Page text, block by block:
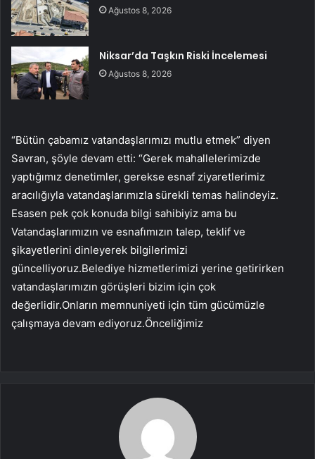
Ağustos 8, 2026
Niksar’da Taşkın Riski İncelemesi
Ağustos 8, 2026
“Bütün çabamız vatandaşlarımızı mutlu etmek” diyen
Savran, şöyle devam etti: “Gerek mahallelerimizde
yaptığımız denetimler, gerekse esnaf ziyaretlerimiz
aracılığıyla vatandaşlarımızla sürekli temas halindeyiz.
Esasen pek çok konuda bilgi sahibiyiz ama bu
Vatandaşlarımızın ve esnafımızın talep, teklif ve
şikayetlerini dinleyerek bilgilerimizi
güncelliyoruz.Belediye hizmetlerimizi yerine getirirken
vatandaşlarımızın görüşleri bizim için çok
değerlidir.Onların memnuniyeti için tüm gücümüzle
çalışmaya devam ediyoruz.Önceliğimiz